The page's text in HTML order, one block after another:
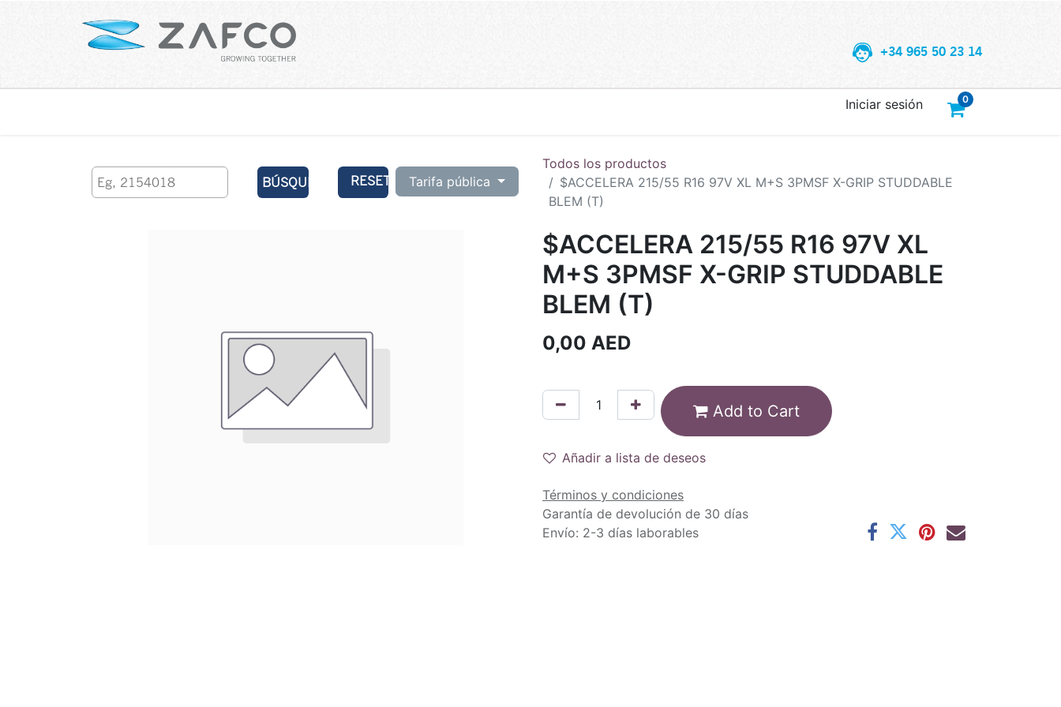
+34 965 50 23 14
0
Iniciar sesión
BÚSQUEDA RESET Tarifa pública
Todos los productos
$ACCELERA 215/55 R16 97V XL M+S 3PMSF X-GRIP STUDDABLE
BLEM (T)
$ACCELERA 215/55 R16 97V XL
M+S 3PMSF X-GRIP STUDDABLE
BLEM (T)
0,00 AED
Add to Cart
Añadir a lista de deseos
Términos y condiciones
Garantía de devolución de 30 días
Envío: 2-3 días laborables